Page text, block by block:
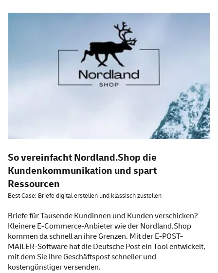
So vereinfacht Nordland.Shop die
Kundenkommunikation und spart
Ressourcen
Best Case: Briefe digital erstellen und klassisch zustellen
Briefe für Tausende Kundinnen und Kunden verschicken?
Kleinere E-Commerce-Anbieter wie der Nordland.Shop
kommen da schnell an ihre Grenzen. Mit der E-POST-
MAILER-Software hat die Deutsche Post ein Tool entwickelt,
mit dem Sie Ihre Geschäftspost schneller und
kostengünstiger versenden.